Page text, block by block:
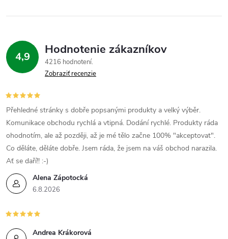
i
e
r
v
k
y
v
ý
p
k
v
a
n
e
4,9 Hodnotenie zákazníkov
4216 hodnotení
Zobraziť recenzie
Alena Zápotocká
6.8.2026
Přehledné stránky s dobře popsanými produkty a velký výběr.
Komunikace obchodu rychlá a vtipná. Dodání rychlé. Produkty ráda
ohodnotím, ale až později, až je mé tělo začne 100% "akceptovat".
Co děláte, děláte dobře. Jsem ráda, že jsem na váš obchod narazila.
Ať se daří!! :-)
Andrea Krákorová